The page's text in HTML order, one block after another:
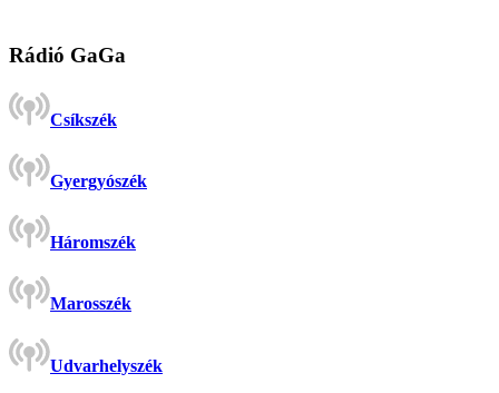
Rádió GaGa
Csíkszék
Gyergyószék
Háromszék
Marosszék
Udvarhelyszék